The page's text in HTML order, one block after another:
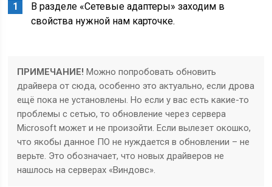
В разделе «Сетевые адаптеры» заходим в
свойства нужной нам карточке.
ПРИМЕЧАНИЕ! Можно попробовать обновить
драйвера от сюда, особенно это актуально, если дрова
ещё пока не установлены. Но если у вас есть какие-то
проблемы с сетью, то обновление через сервера
Microsoft может и не произойти. Если вылезет окошко,
что якобы данное ПО не нуждается в обновлении – не
верьте. Это обозначает, что новых драйверов не
нашлось на серверах «Виндовс».